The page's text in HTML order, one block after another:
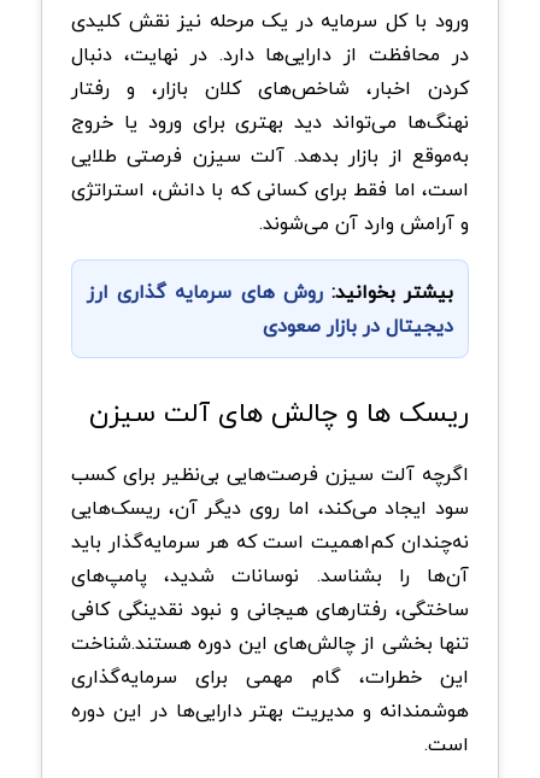
ورود با کل سرمایه در یک مرحله نیز نقش کلیدی
در محافظت از دارایی‌ها دارد. در نهایت، دنبال
کردن اخبار، شاخص‌های کلان بازار، و رفتار
نهنگ‌ها می‌تواند دید بهتری برای ورود یا خروج
به‌موقع از بازار بدهد. آلت سیزن فرصتی طلایی
است، اما فقط برای کسانی که با دانش، استراتژی
و آرامش وارد آن می‌شوند.
بیشتر بخوانید:روش های سرمایه گذاری ارز
دیجیتال در بازار صعودی
ریسک‌ ها و چالش ‌های آلت سیزن
اگرچه آلت سیزن فرصت‌هایی بی‌نظیر برای کسب
سود ایجاد می‌کند، اما روی دیگر آن، ریسک‌هایی
نه‌چندان کم‌اهمیت است که هر سرمایه‌گذار باید
آن‌ها را بشناسد. نوسانات شدید، پامپ‌های
ساختگی، رفتارهای هیجانی و نبود نقدینگی کافی
تنها بخشی از چالش‌های این دوره هستند.شناخت
این خطرات، گام مهمی برای سرمایه‌گذاری
هوشمندانه و مدیریت بهتر دارایی‌ها در این دوره
است.